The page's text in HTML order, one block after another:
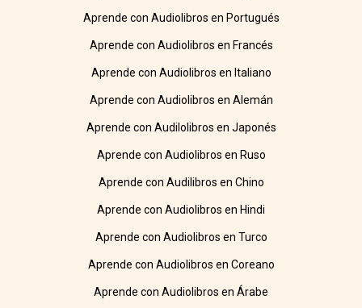
Aprende con Audiolibros en Portugués
Aprende con Audiolibros en Francés
Aprende con Audiolibros en Italiano
Aprende con Audiolibros en Alemán
Aprende con Audilolibros en Japonés
Aprende con Audiolibros en Ruso
Aprende con Audilibros en Chino
Aprende con Audiolibros en Hindi
Aprende con Audiolibros en Turco
Aprende con Audiolibros en Coreano
Aprende con Audiolibros en Árabe